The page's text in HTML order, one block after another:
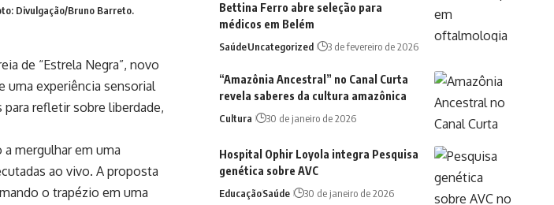
Divulgação/Bruno Barreto.
de “Estrela Negra”, novo
uma experiência sensorial
refletir sobre liberdade,
mergulhar em uma
ao vivo. A proposta
o trapézio em uma
Bettina Ferro abre seleção para
médicos em Belém
SaúdeUncategorized 3 de fevereiro de 2026
“Amazônia Ancestral” no Canal Curta
revela saberes da cultura amazônica
Cultura 30 de janeiro de 2026
Hospital Ophir Loyola integra Pesquisa
genética sobre AVC
EducaçãoSaúde 30 de janeiro de 2026